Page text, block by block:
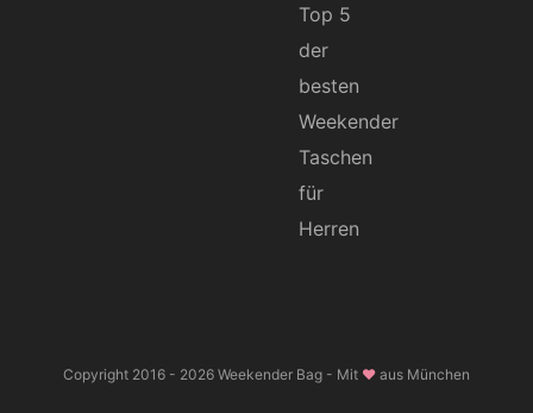
Top 5
der
besten
Weekender
Taschen
für
Herren
Copyright 2016 - 2026 Weekender Bag - Mit ❤ aus München